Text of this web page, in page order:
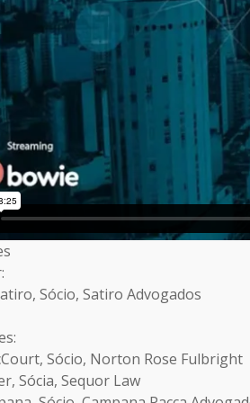
Sócio, Satiro Advogados
Sócio, Norton Rose Fulbright
Sócia, Sequor Law